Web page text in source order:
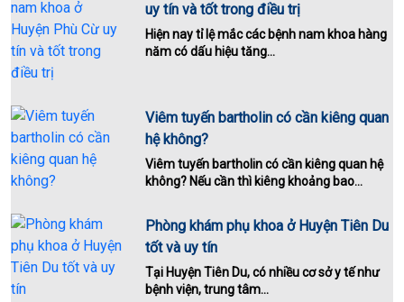
uy tín và tốt trong điều trị
Hiện nay tỉ lệ mắc các bệnh nam khoa hàng
năm có dấu hiệu tăng...
Viêm tuyến bartholin có cần kiêng quan
hệ không?
Viêm tuyến bartholin có cần kiêng quan hệ
không? Nếu cần thì kiêng khoảng bao...
Phòng khám phụ khoa ở Huyện Tiên Du
tốt và uy tín
Tại Huyện Tiên Du, có nhiều cơ sở y tế như
bệnh viện, trung tâm...